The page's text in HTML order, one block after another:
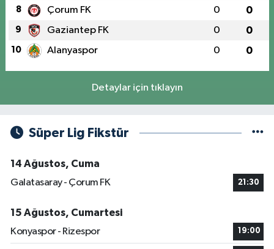
8 Çorum FK 0 0
9 Gaziantep FK 0 0
10 Alanyaspor 0 0
Detaylar için tıklayın
Süper Lig Fikstür
14 Ağustos, Cuma
Galatasaray - Çorum FK
21:30
15 Ağustos, Cumartesi
Konyaspor - Rizespor
19:00